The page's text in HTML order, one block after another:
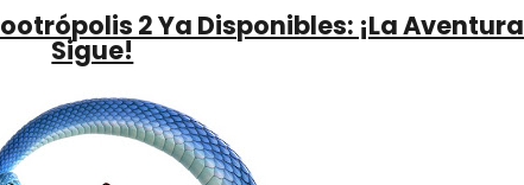
2 Ya Disponibles: ¡La Aventura
Sigue!